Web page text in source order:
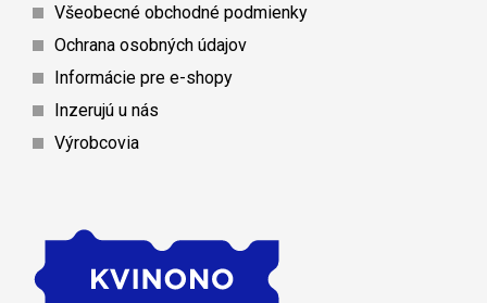
Všeobecné obchodné podmienky
Ochrana osobných údajov
Informácie pre e-shopy
Inzerujú u nás
Výrobcovia